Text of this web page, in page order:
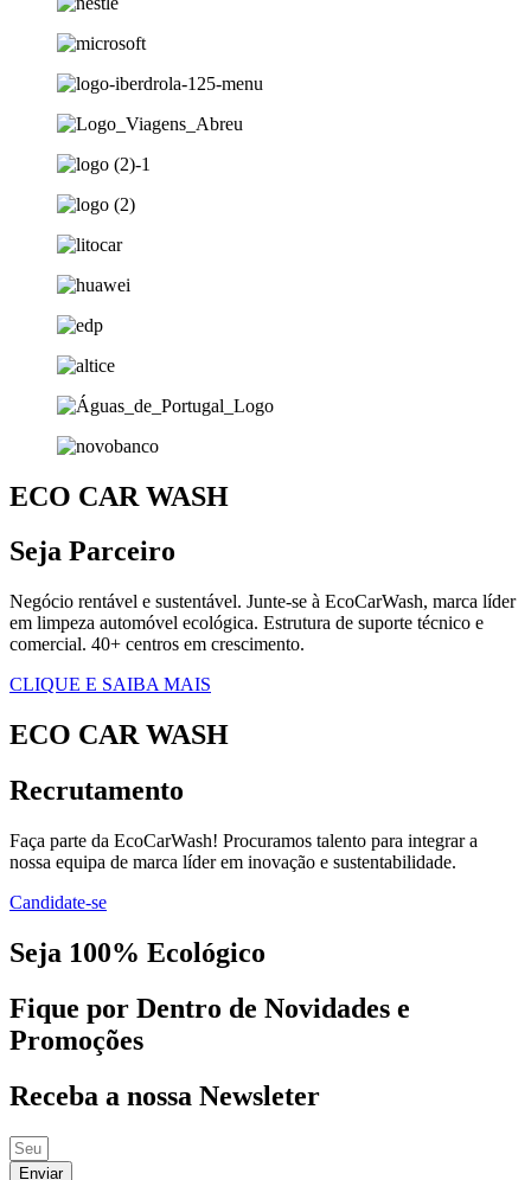
ECO CAR WASH
Seja Parceiro
Negócio rentável e sustentável. Junte-se à EcoCarWash, marca líder
em limpeza automóvel ecológica. Estrutura de suporte técnico e
comercial. 40+ centros em crescimento.
CLIQUE E SAIBA MAIS
ECO CAR WASH
Recrutamento
Faça parte da EcoCarWash! Procuramos talento para integrar a
nossa equipa de marca líder em inovação e sustentabilidade.
Candidate-se
Seja 100% Ecológico
Fique por Dentro de Novidades e
Promoções
Receba a nossa Newsleter
Enviar